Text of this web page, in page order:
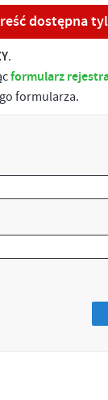
dostępna
.
formularz
formularza.